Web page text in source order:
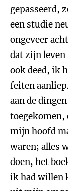
gepasseerd,
een studie
ongeveer
dat zijn leven
ook deed, ik
feiten
aan de
toegekomen,
mijn hoofd
waren; alles
doen, het
ik had willen